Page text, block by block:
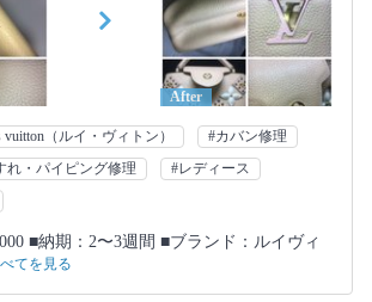
After
vuitton（ルイ・ヴィトン）
#カバン修理
れ・パイピング修理
#レディース
■納期：2〜3週間 ■ブランド：ルイヴィ
てを見る